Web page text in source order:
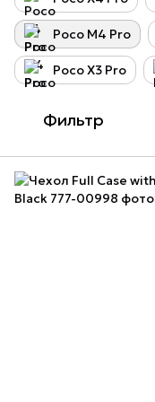
Poco M4 Pro
Poco X3 Pro
Фильтр